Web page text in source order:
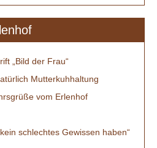
„Bild der Frau“
Mutterkuhhaltung
vom Erlenhof
schlechtes Gewissen haben“